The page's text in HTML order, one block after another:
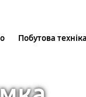
Побутова техніка